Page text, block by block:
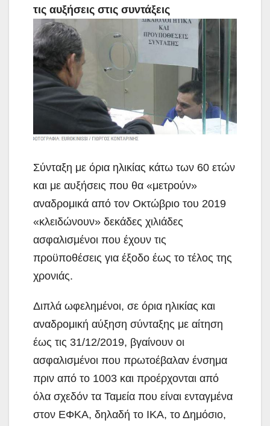
τις αυξήσεις στις συντάξεις
Σύνταξη με όρια ηλικίας κάτω των 60 ετών
και με αυξήσεις που θα «μετρούν»
αναδρομικά από τον Οκτώβριο του 2019
«κλειδώνουν» δεκάδες χιλιάδες
ασφαλισμένοι που έχουν τις
προϋποθέσεις για έξοδο έως το τέλος της
χρονιάς.
Διπλά ωφελημένοι, σε όρια ηλικίας και
αναδρομική αύξηση σύνταξης με αίτηση
έως τις 31/12/2019, βγαίνουν οι
ασφαλισμένοι που πρωτοέβαλαν ένσημα
πριν από το 1003 και προέρχονται από
όλα σχεδόν τα Ταμεία που είναι ενταγμένα
στον ΕΦΚΑ, δηλαδή το ΙΚΑ, το Δημόσιο,